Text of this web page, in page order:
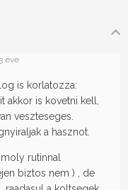
éve
is korlatozza:
akkor is kovetni kell,
veszteseges.
a hasznot.
rutinnal
biztos nem ) , de